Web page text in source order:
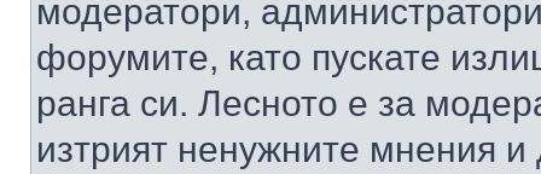
модератори,
форумите, като пускате
ранга си. Лесното е за
изтрият ненужните мнения